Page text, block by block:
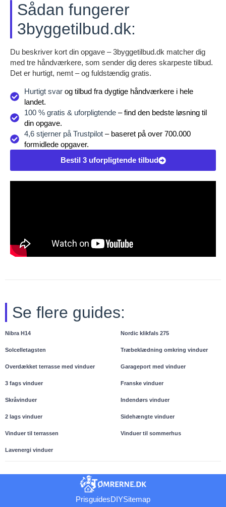
Sådan fungerer
3byggetilbud.dk:
Du beskriver kort din opgave – 3byggetilbud.dk matcher dig
med tre håndværkere, som sender dig deres skarpeste tilbud.
Det er hurtigt, nemt – og fuldstændig gratis.
Hurtigt svarog tilbud fra dygtige håndværkere i hele
landet.
100 % gratis & uforpligtende– find den bedste løsning til
din opgave.
4,6 stjerner på Trustpilot– baseret på over 700.000
formidlede opgaver.
Bestil 3 uforpligtende tilbud
Se flere guides:
Nibra H14 Nordic klikfals 275
Solcelletagsten Træbeklædning omkring vinduer
Overdækket terrasse med vinduer Garageport med vinduer
3 fags vinduer Franske vinduer
Skråvinduer Indendørs vinduer
2 lags vinduer Sidehængte vinduer
Vinduer til terrassen Vinduer til sommerhus
Lavenergi vinduer
PrisguidesDIYSitemap